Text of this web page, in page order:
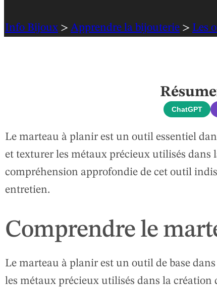
Info Bijoux > Apprendre la bijouterie > Les
ChatGPT
Le marteau à planir est un outil essentiel
et texturer les métaux précieux utilisés
compréhension approfondie de cet outil
entretien.
Comprendre le
Le marteau à planir est un outil de base
les métaux précieux utilisés dans la création